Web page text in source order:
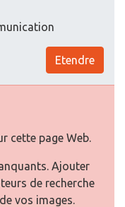
Etendre
cette page Web.
Ajouter
de recherche
vos images.